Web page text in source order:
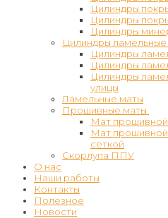
Цилиндры
Цилиндры
Цилиндры
Цилиндры ламельные
Цилиндры
Цилиндры
Цилиндры
улицы
Ламельные маты
Прошивные маты
Мат
Мат
сеткой
Скорлупа ППУ
О нас
Наши работы
Контакты
Полезное
Новости